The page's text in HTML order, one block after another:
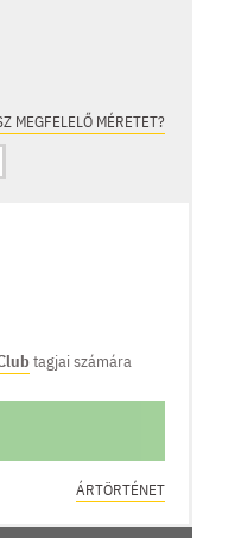
MEGFELELŐ MÉRETET?
tagjai számára
ÁRTÖRTÉNET